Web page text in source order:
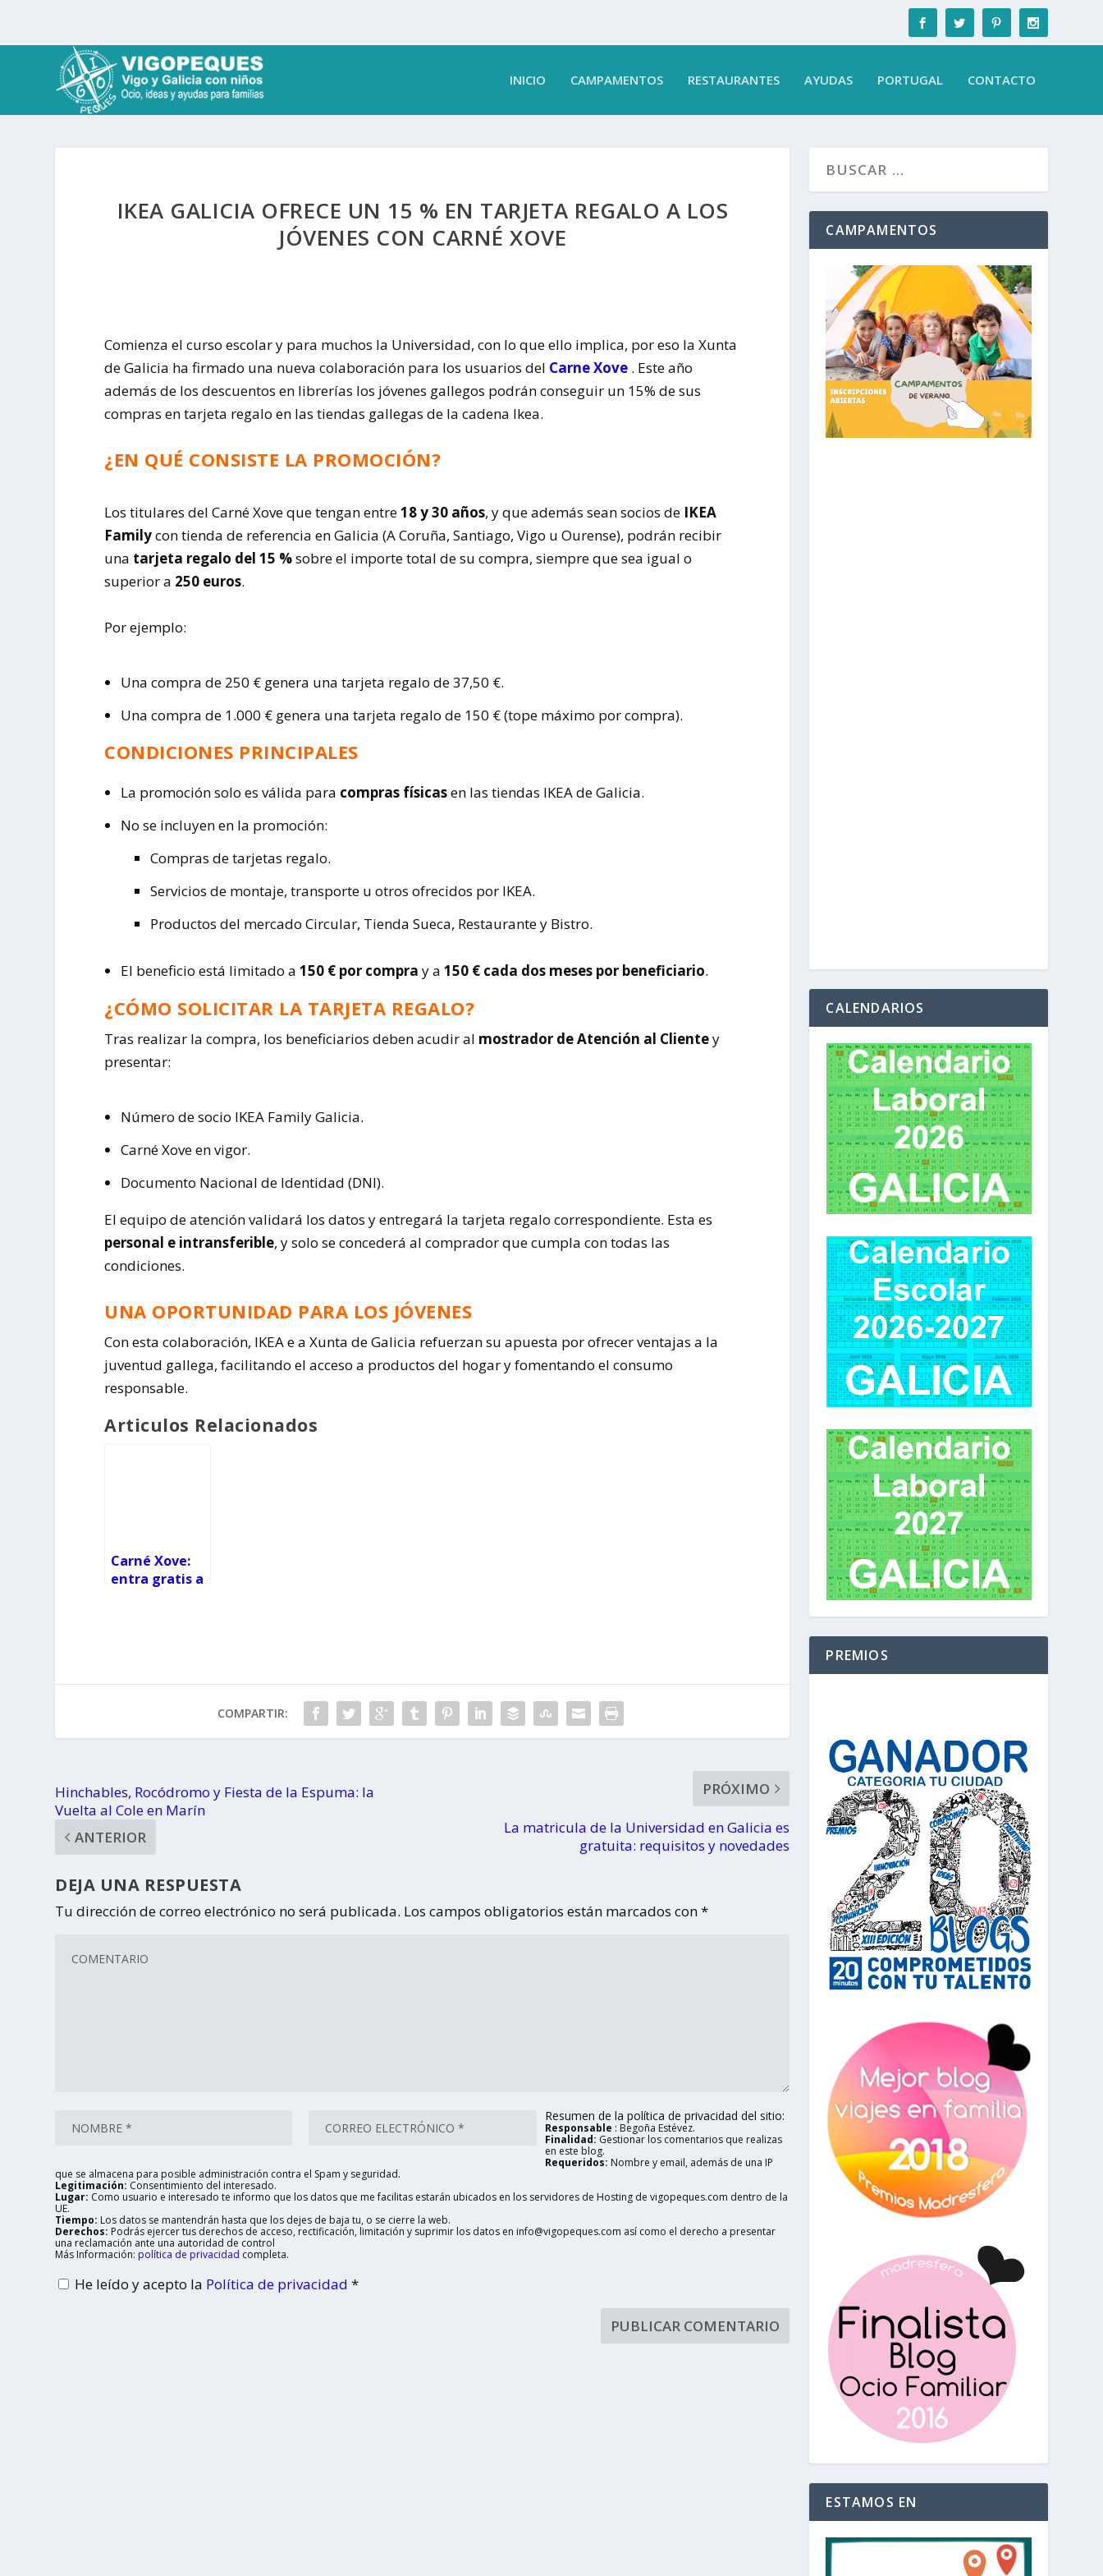
INICIO CAMPAMENTOS RESTAURANTES AYUDAS PORTUGAL CONTACTO
IKEA GALICIA OFRECE UN 15 % EN TARJETA REGALO A LOS
JÓVENES CON CARNÉ XOVE
Comienza el curso escolar y para muchos la Universidad, con lo que ello implica, por eso la Xunta
de Galicia ha firmado una nueva colaboración para los usuarios del Carne Xove . Este año
además de los descuentos en librerías los jóvenes gallegos podrán conseguir un 15% de sus
compras en tarjeta regalo en las tiendas gallegas de la cadena Ikea.
¿EN QUÉ CONSISTE LA PROMOCIÓN?
Los titulares del Carné Xove que tengan entre18 y 30 años, y que además sean socios de IKEA
Familycon tienda de referencia en Galicia (A Coruña, Santiago, Vigo u Ourense), podrán recibir
una tarjeta regalo del 15 %sobre el importe total de su compra, siempre que sea igual o
superior a 250 euros.
Por ejemplo:
Una compra de 250 € genera una tarjeta regalo de 37,50 €.
Una compra de 1.000 € genera una tarjeta regalo de 150 € (tope máximo por compra).
CONDICIONES PRINCIPALES
La promoción solo es válida para compras físicasen las tiendas IKEA de Galicia.
No se incluyen en la promoción:
Compras de tarjetas regalo.
Servicios de montaje, transporte u otros ofrecidos por IKEA.
Productos del mercado Circular, Tienda Sueca, Restaurante y Bistro.
El beneficio está limitado a 150 € por compra y a 150 € cada dos meses por beneficiario.
¿CÓMO SOLICITAR LA TARJETA REGALO?
Tras realizar la compra, los beneficiarios deben acudir al mostrador de Atención al Clientey
presentar:
Número de socio IKEA Family Galicia.
Carné Xove en vigor.
Documento Nacional de Identidad (DNI).
El equipo de atención validará los datos y entregará la tarjeta regalo correspondiente. Esta es
personal e intransferible, y solo se concederá al comprador que cumpla con todas las
condiciones.
UNA OPORTUNIDAD PARA LOS JÓVENES
Con esta colaboración, IKEA e a Xunta de Galicia refuerzan su apuesta por ofrecer ventajas a la
juventud gallega, facilitando el acceso a productos del hogar y fomentando el consumo
responsable.
Articulos Relacionados
Carné Xove:
entra gratis a
COMPARTIR:
Hinchables, Rocódromo y Fiesta de la Espuma: la
Vuelta al Cole en Marín
ANTERIOR
PRÓXIMO
La matricula de la Universidad en Galicia es
gratuita: requisitos y novedades
DEJA UNA RESPUESTA
Tu dirección de correo electrónico no será publicada. Los campos obligatorios están marcados con*
Resumen de la política de privacidad del sitio:
Responsable : Begoña Estévez.
Finalidad: Gestionar los comentarios que realizas
en este blog.
Requeridos: Nombre y email, además de una IP
que se almacena para posible administración contra el Spam y seguridad.
Legitimación: Consentimiento del interesado.
Lugar: Como usuario e interesado te informo que los datos que me facilitas estarán ubicados en los servidores de Hosting de vigopeques.com dentro de la
UE.
Tiempo: Los datos se mantendrán hasta que los dejes de baja tu, o se cierre la web.
Derechos: Podrás ejercer tus derechos de acceso, rectificación, limitación y suprimir los datos en info@vigopeques.com así como el derecho a presentar
una reclamación ante una autoridad de control
Más Información: política de privacidad completa.
He leído y acepto la Política de privacidad*
CAMPAMENTOS
CALENDARIOS
PREMIOS
ESTAMOS EN